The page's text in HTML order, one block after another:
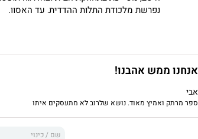
נפרשת מלכודת התלות ההדדית, עד האסון.
הראשונים. מבעד לדמותו של הזוג הצעיר
שיר ענוג
לֵילָה סְלימאני
לימודים ומאז היא חיה ועובדת בה. זהו
אנחנו ממש אהבנו!
אבי
ספר מרתק ואמיץ מאוד. נושא שלרוב לא מתעסקים איתו